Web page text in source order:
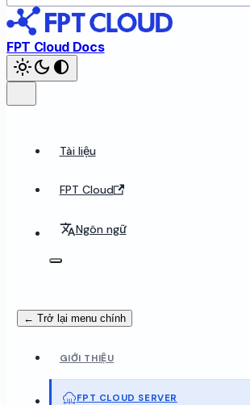
FPT Cloud Docs
Tài liệu
FPT Cloud
Ngôn ngữ
← Trở lại menu chính
GIỚI THIỆU
FPT CLOUD SERVER